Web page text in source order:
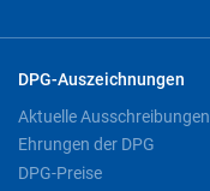
DPG-Auszeichnungen
Aktuelle Ausschreibungen
Ehrungen der DPG
DPG-Preise